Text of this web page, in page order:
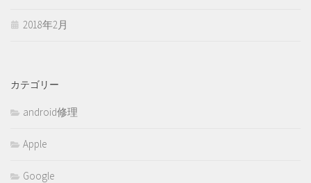
2018年2月
カテゴリー
android修理
Apple
Google